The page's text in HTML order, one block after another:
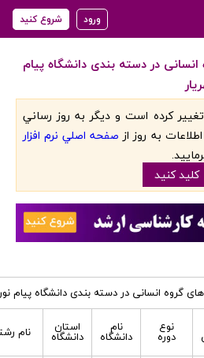
ورود شروع کنید
در دسته بندی دانشگاه پیام
کرده است و ديگر به روز رساني
به روز از صفحه اصلي نرم افزار
کليد کنيد
گروه انسانی در دسته بندی دانشگاه پیام
نوع
دوره
نام
دانشگاه
استان
دانشگاه نام